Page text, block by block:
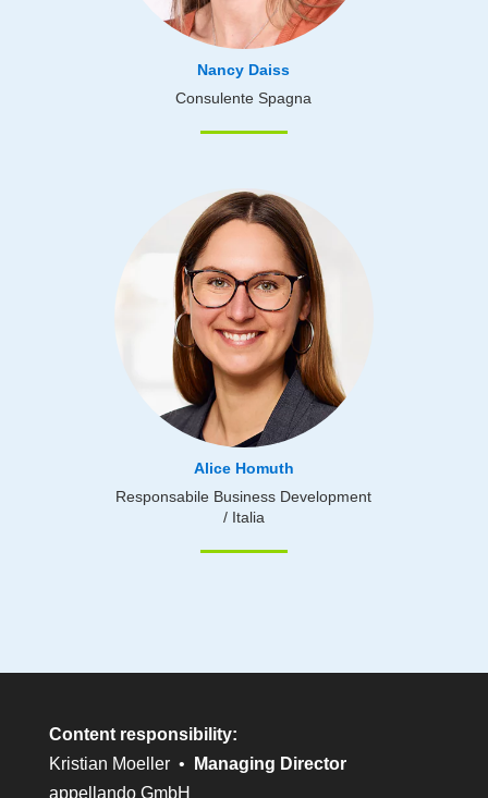
Nancy Daiss
Consulente Spagna
Alice Homuth
Responsabile Business Development
/ Italia
Content responsibility:
Kristian Moeller •
Managing Director
appellando GmbH